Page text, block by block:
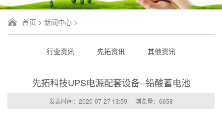
首页 > 新闻中心 >
行业资讯 先拓资讯 其他资讯
先拓科技UPS电源配套设备--铅酸蓄电池
发表时间：2020-07-27 13:59 浏览量：6658